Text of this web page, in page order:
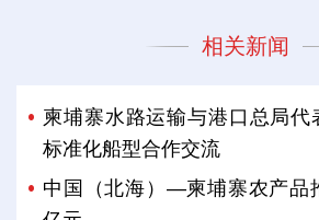
相关新闻
柬埔寨水路运输与港口总局代
标准化船型合作交流
中国（北海）—柬埔寨农产品